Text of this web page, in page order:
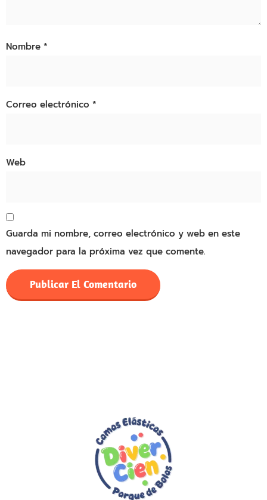
Nombre *
Correo electrónico *
Web
Guarda mi nombre, correo electrónico y web en este
navegador para la próxima vez que comente.